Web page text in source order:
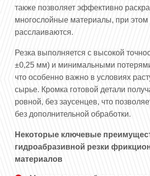
также позволяет эффективно
многослойные материалы, при этом
расслаиваются.
Резка выполняется с высокой
±0,25 мм) и минимальными
что особенно важно в условиях
сырье. Кромка готовой детали
ровной, без заусенцев, что
без дополнительной обработки.
Некоторые ключевые
гидроабразивной резки
материалов